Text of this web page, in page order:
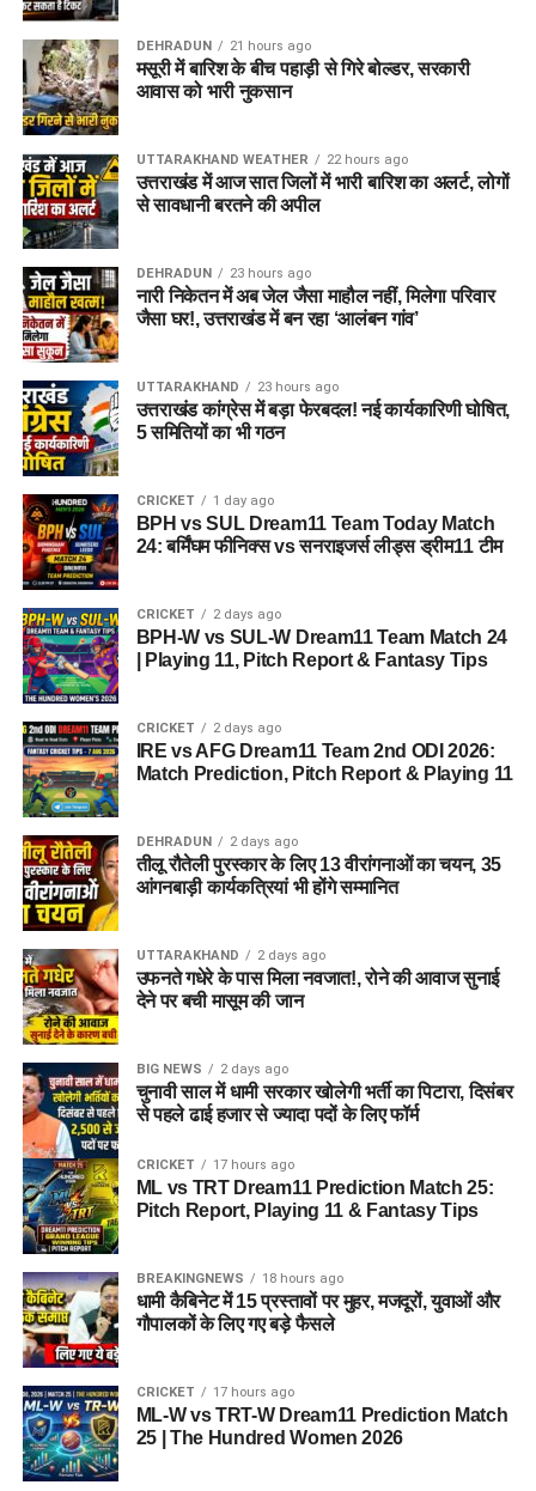
परिसर को आधुनिक सुविधाओं से लैस करने की योजना है। यहां आंगनबाड़ी
केंद्र भी खोले जाएंगे। जरूरत पड़ने पर प्राथमिक विद्यालय की सुविधा भी
उपलब्ध कराई जा सकती है। इस पहल का मकसद सिर्फ महिलाओं और
बच्चों को रहने की जगह देना नहीं, बल्कि उन्हें ऐसा वातावरण उपलब्ध कराना
है, जहां वे खुद को सुरक्षित, सम्मानित और परिवार का हिस्सा महसूस कर
सकें।
5 एकड़ जमीन की हो रही है तलाश
आलंबन गांव विकसित करने के लिए करीब 5 एकड़ जमीन की आवश्यकता
बताई गई है। विभाग की पहली प्राथमिकता देहरादून जिले या उसके
आसपास जमीन तलाशने की थी, लेकिन फिलहाल उपयुक्त जमीन उपलब्ध
नहीं हो पाई है। अब विभाग की ओर से हरिद्वार और आसपास के क्षेत्रों में
जमीन की तलाश की जा रही है। अधिकारियों को उम्मीद है कि हरिद्वार में
इसके लिए उपयुक्त जमीन मिल सकती है।
इसके अलावा उत्तरकाशी जिले के चिन्यालीसौड़ में भी एक जमीन को लेकर
संभावनाएं देखी जा रही हैं। विभाग यह जांच कर रहा है कि वहां की जमीन
और परिस्थितियां आलंबन गांव के निर्माण के लिए उपयुक्त हैं या नहीं।
महिलाओं और बच्चों को मिलेगा नया जीवन
आलंबन गांव की यह योजना सिर्फ एक नया भवन या परिसर तैयार करने की
कवायद नहीं है, बल्कि नारी निकेतन में रहने वाली महिलाओं और बच्चों के
प्रति सोच में बदलाव की कोशिश भी है।
अगर यह योजना धरातल पर उतरती है तो संस्थागत जीवन की जगह उन्हें
परिवार जैसा माहौल, बेहतर स्वतंत्रता और सामाजिक वातावरण मिल
सकेगा। इससे बच्चों और महिलाओं के मानसिक और सामाजिक विकास में
भी मदद मिलने की उम्मीद है।
DEHRADUN 21 hours ago
मसूरी में बारिश के बीच पहाड़ी से गिरे बोल्डर, सरकारी
आवास को भारी नुकसान
UTTARAKHAND WEATHER 22 hours ago
उत्तराखंड में आज सात जिलों में भारी बारिश का अलर्ट, लोगों
से सावधानी बरतने की अपील
DEHRADUN 23 hours ago
नारी निकेतन में अब जेल जैसा माहौल नहीं, मिलेगा परिवार
जैसा घर!, उत्तराखंड में बन रहा ‘आलंबन गांव’
UTTARAKHAND 23 hours ago
उत्तराखंड कांग्रेस में बड़ा फेरबदल! नई कार्यकारिणी घोषित,
5 समितियों का भी गठन
CRICKET 1 day ago
BPH vs SUL Dream11 Team Today Match
24: बर्मिंघम फीनिक्स vs सनराइजर्स लीड्स ड्रीम11 टीम
CRICKET 2 days ago
BPH-W vs SUL-W Dream11 Team Match 24
| Playing 11, Pitch Report & Fantasy Tips
CRICKET 2 days ago
IRE vs AFG Dream11 Team 2nd ODI 2026:
Match Prediction, Pitch Report & Playing 11
DEHRADUN 2 days ago
तीलू रौतेली पुरस्कार के लिए 13 वीरांगनाओं का चयन, 35
आंगनबाड़ी कार्यकत्रियां भी होंगे सम्मानित
UTTARAKHAND 2 days ago
उफनते गधेरे के पास मिला नवजात!, रोने की आवाज सुनाई
देने पर बची मासूम की जान
BIG NEWS 2 days ago
चुनावी साल में धामी सरकार खोलेगी भर्ती का पिटारा, दिसंबर
से पहले ढाई हजार से ज्यादा पदों के लिए फॉर्म
CRICKET 17 hours ago
ML vs TRT Dream11 Prediction Match 25:
Pitch Report, Playing 11 & Fantasy Tips
BREAKINGNEWS 18 hours ago
धामी कैबिनेट में 15 प्रस्तावों पर मुहर, मजदूरों, युवाओं और
गौपालकों के लिए गए बड़े फैसले
CRICKET 17 hours ago
ML-W vs TRT-W Dream11 Prediction Match
25 | The Hundred Women 2026